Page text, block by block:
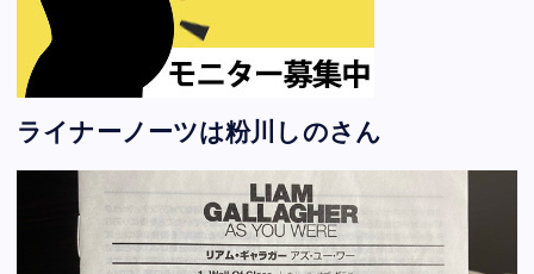
ライナーノーツは粉川しのさん